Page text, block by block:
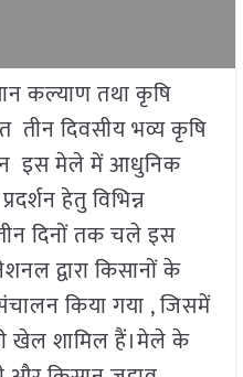
कल्याण तथा कृषि
तीन दिवसीय भव्य कृषि
इस मेले में आधुनिक
हेतु विभिन्न
दिनों तक चले इस
द्वारा किसानों के
किया गया , जिसमें
खेल शामिल हैं।मेले के